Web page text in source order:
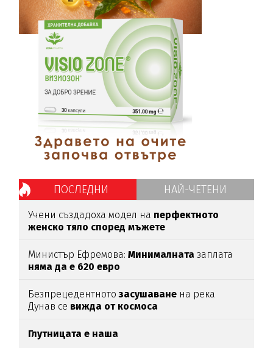
ПОСЛЕДНИ НАЙ-ЧЕТЕНИ
Учени създадоха модел на перфектното
женско тяло според мъжете
Министър Ефремова:Минималната заплата
няма да е 620 евро
Безпрецедентнотозасушаване на река
Дунав се вижда от космоса
Глутницата е наша